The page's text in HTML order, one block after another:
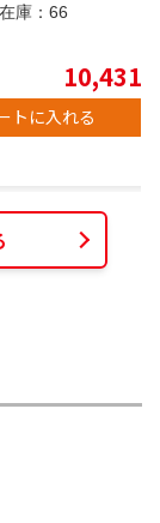
庫： 66
10,431
トに入れる